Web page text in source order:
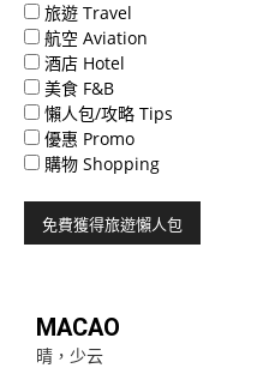
旅遊 Travel
航空 Aviation
酒店 Hotel
美食 F&B
懶人包/攻略 Tips
優惠 Promo
購物 Shopping
MACAO
晴，少云